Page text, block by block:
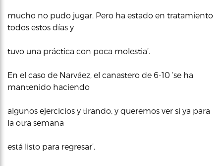
mucho no pudo jugar. Pero ha estado en tratamiento
todos estos días y
tuvo una práctica con poca molestia’.
En el caso de Narváez, el canastero de 6-10 ‘se ha
mantenido haciendo
algunos ejercicios y tirando, y queremos ver si ya para
la otra semana
está listo para regresar’.